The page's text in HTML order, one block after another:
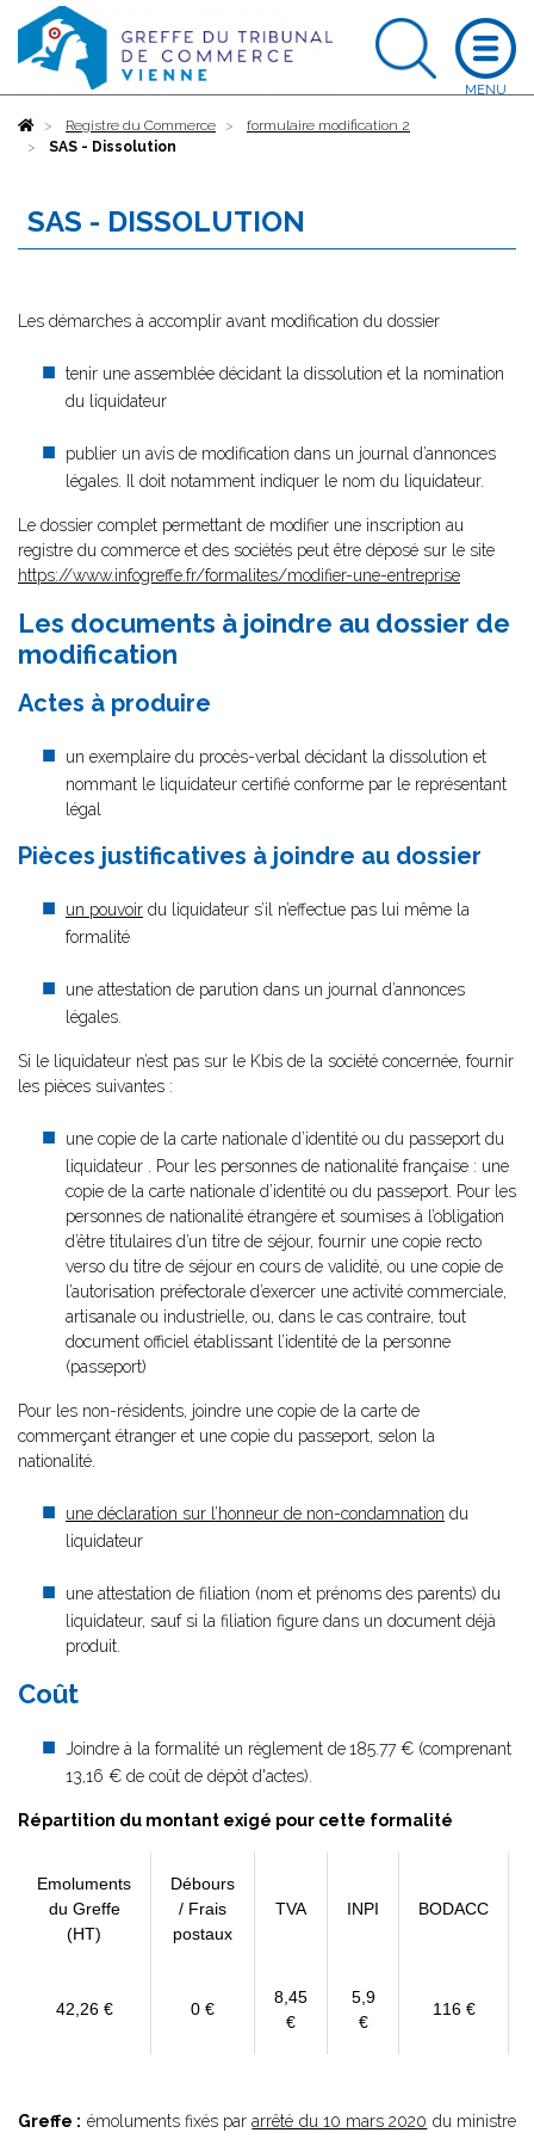
AccueilRegistre du Commerce
formulaire modification 2
SAS - Dissolution
SAS - DISSOLUTION
Les démarches à accomplir avant modification du dossier
tenir une assemblée décidant la dissolution et la nomination
du liquidateur
publier un avis de modification dans un journal d’annonces
légales. Il doit notamment indiquer le nom du liquidateur.
Le dossier complet permettant de modifier une inscription au
registre du commerce et des sociétés peut être déposé sur le site
https://www.infogreffe.fr/formalites/modifier-une-entreprise
Les documents à joindre au dossier de
modification
Actes à produire
un exemplaire du procès-verbal décidant la dissolution et
nommant le liquidateur certifié conforme par le représentant
légal
Pièces justificatives à joindre au dossier
un pouvoir du liquidateur s’il n’effectue pas lui même la
formalité
une attestation de parution dans un journal d’annonces
légales.
Si le liquidateur n’est pas sur le Kbis de la société concernée, fournir
les pièces suivantes :
une copie de la carte nationale d’identité ou du passeport du
liquidateur . Pour les personnes de nationalité française : une
copie de la carte nationale d’identité ou du passeport. Pour les
personnes de nationalité étrangère et soumises à l’obligation
d’être titulaires d’un titre de séjour, fournir une copie recto
verso du titre de séjour en cours de validité, ou une copie de
l’autorisation préfectorale d’exercer une activité commerciale,
artisanale ou industrielle, ou, dans le cas contraire, tout
document officiel établissant l’identité de la personne
(passeport)
Pour les non-résidents, joindre une copie de la carte de
commerçant étranger et une copie du passeport, selon la
nationalité.
une déclaration sur l’honneur de non-condamnation du
liquidateur
une attestation de filiation (nom et prénoms des parents) du
liquidateur, sauf si la filiation figure dans un document déjà
produit.
Coût
Joindre à la formalité un règlement de185.77 € (comprenant
13,16 € de coût de dépôt d'actes).
Répartition du montant exigé pour cette formalité
Emoluments
du Greffe
(HT)
Débours
/ Frais
postaux
TVA INPI BODACC
42,26 € 0 €
8,45
€
5,9
€
116 €
Greffe : émoluments fixés pararrêté du 10 mars 2020 du ministre